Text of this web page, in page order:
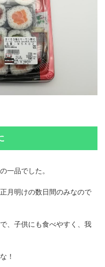
一品でした。
月明けの数日間のみなので
、子供にも食べやすく、我
！